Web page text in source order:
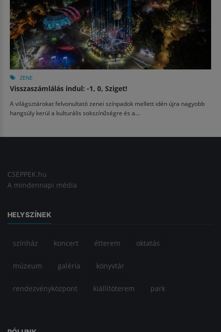
ZENE
Visszaszámlálás indul: -1, 0, Sziget!
A világsztárokat felvonultató zenei színpadok mellett idén újra nagyobb
hangsúly kerül a kulturális sokszínűségre és a...
CSEPPEK.hu
A mindennapi média
HELYSZÍNEK
színház koncert étterem oktatás
múzeum galéria könyvtár
rendezvényközpont kiállítóterem park